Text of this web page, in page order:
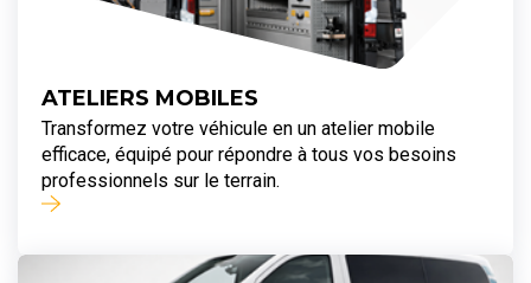
ATELIERS MOBILES
Transformez votre véhicule en un atelier mobile
efficace, équipé pour répondre à tous vos besoins
professionnels sur le terrain.